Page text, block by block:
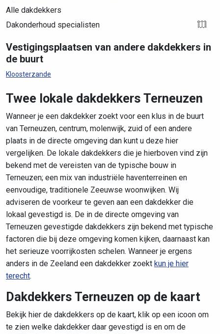
Alle dakdekkers
Dakonderhoud specialisten
Vestigingsplaatsen van andere dakdekkers in
de buurt
Kloosterzande
Twee lokale dakdekkers Terneuzen
Wanneer je een dakdekker zoekt voor een klus in de buurt
van Terneuzen, centrum, molenwijk, zuid of een andere
plaats in de directe omgeving dan kunt u deze hier
vergelijken. De lokale dakdekkers die je hierboven vind zijn
bekend met de vereisten van de typische bouw in
Terneuzen; een mix van industriële haventerreinen en
eenvoudige, traditionele Zeeuwse woonwijken. Wij
adviseren de voorkeur te geven aan een dakdekker die
lokaal gevestigd is. De in de directe omgeving van
Terneuzen gevestigde dakdekkers zijn bekend met typische
factoren die bij deze omgeving komen kijken, daarnaast kan
het serieuze voorrijkosten schelen. Wanneer je ergens
anders in de Zeeland een dakdekker zoekt kun je hier
terecht.
Dakdekkers Terneuzen op de kaart
Bekijk hier de dakdekkers op de kaart, klik op een icoon om
te zien welke dakdekker daar gevestigd is en om de